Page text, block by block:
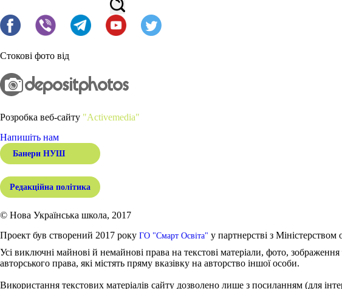
Стокові фото від
Розробка веб-сайту "Activemedia"
Напишіть нам
Банери НУШ
Редакційна політика
© Нова Українська школа, 2017
Проект був створений 2017 року ГО "Смарт Освіта" у партнерстві з
Усі виключні майнові й немайнові права на текстові матеріали, фото,
авторського права, які містять пряму вказівку на авторство іншої особи.
Використання текстових матеріалів сайту дозволено лише з посиланням (для